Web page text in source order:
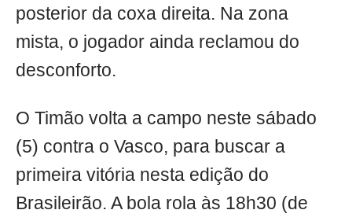
posterior da coxa direita. Na zona
mista, o jogador ainda reclamou do
desconforto.
O Timão volta a campo neste sábado
(5) contra o Vasco, para buscar a
primeira vitória nesta edição do
Brasileirão. A bola rola às 18h30 (de